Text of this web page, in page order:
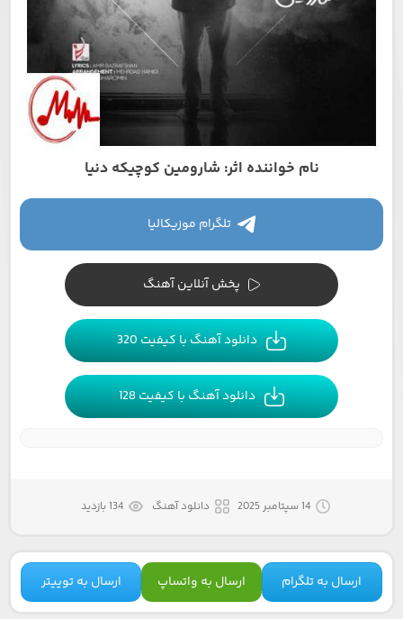
نام خواننده اثر: شارومین کوچیکه دنیا
تلگرام موزیکالیا
پخش آنلاین آهنگ
دانلود آهنگ با کیفیت 320
دانلود آهنگ با کیفیت 128
14 سپتامبر 2025 دانلود آهنگ 134 بازدید
ارسال به تلگرام ارسال به واتساپ ارسال به توییتر